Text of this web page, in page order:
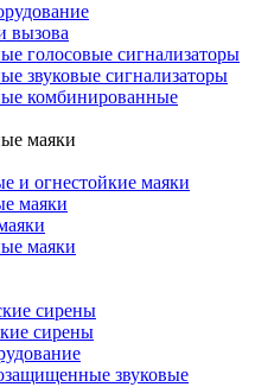
вызова
голосовые сигнализаторы
звуковые сигнализаторы
комбинированные
маяки
и огнестойкие маяки
маяки
маяки
сирены
сирены
звуковые